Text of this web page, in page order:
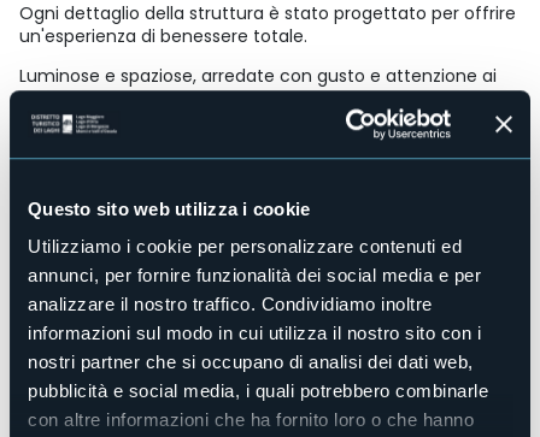
Questo sito web utilizza i cookie
Utilizziamo i cookie per personalizzare contenuti ed
annunci, per fornire funzionalità dei social media e per
analizzare il nostro traffico. Condividiamo inoltre
informazioni sul modo in cui utilizza il nostro sito con i
nostri partner che si occupano di analisi dei dati web,
pubblicità e social media, i quali potrebbero combinarle
con altre informazioni che ha fornito loro o che hanno
Ogni dettaglio della struttura è stato progettato per offrire
un'esperienza di benessere totale.
Luminose e spaziose, arredate con gusto e attenzione ai
dettagli, le nostre camere presentano un impianto TV
satellitare e connessione Wi-Fi gratuita.
Dalle finestre, la vista panoramica sui boschi e sulle
offrendo un'esperienza di armonia e integrazione con
Lontano dal rumore, dallo smog e dallo stress delle città, Il
Barchetto diventa un rifugio dove potersi distaccare e
godere della tranquillità della natura.
La colazione è un momento speciale:
un servizio accurato che include torte e dolci fatti in casa,
latte e yogurt provenienti da caseifici locali.